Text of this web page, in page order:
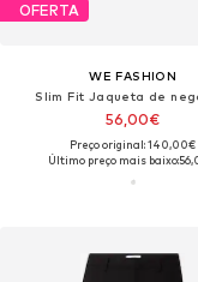
OFERTA
WE FASHION
Slim Fit Jaqueta de
56,00€
Preço original: 140,00€
Último preço mais baixo: